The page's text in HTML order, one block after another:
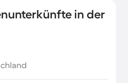
in der